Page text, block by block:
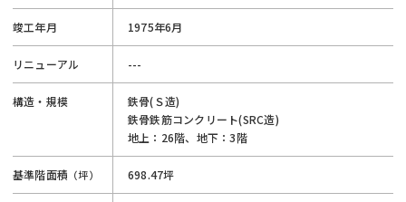
竣工年月 1975年6月
リニューアル ---
構造・規模
鉄骨(Ｓ造)
鉄骨鉄筋コンクリート(SRC造)
地上：26階、地下：3階
基準階面積 （坪） 698.47坪